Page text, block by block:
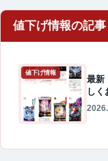
値下げ情報
最新
しく